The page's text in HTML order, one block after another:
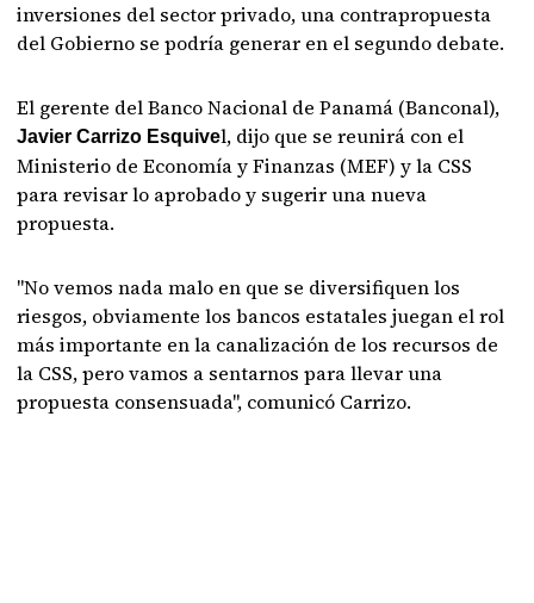
inversiones del sector privado, una contrapropuesta
del Gobierno se podría generar en el segundo debate.
El gerente del Banco Nacional de Panamá (Banconal),
Javier Carrizo Esquivel, dijo que se reunirá con el
Ministerio de Economía y Finanzas (MEF) y la CSS
para revisar lo aprobado y sugerir una nueva
propuesta.
"No vemos nada malo en que se diversifiquen los
riesgos, obviamente los bancos estatales juegan el rol
más importante en la canalización de los recursos de
la CSS, pero vamos a sentarnos para llevar una
propuesta consensuada", comunicó Carrizo.